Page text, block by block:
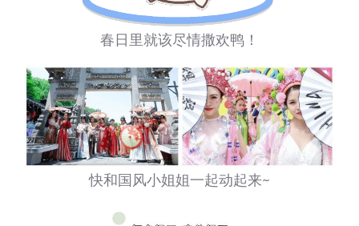
春日里就该尽情撒欢鸭！
快和国风小姐姐一起动起来~